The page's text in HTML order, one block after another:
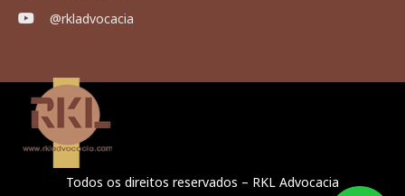
@rkladvocacia
Todos os direitos reservados – RKL Advocacia